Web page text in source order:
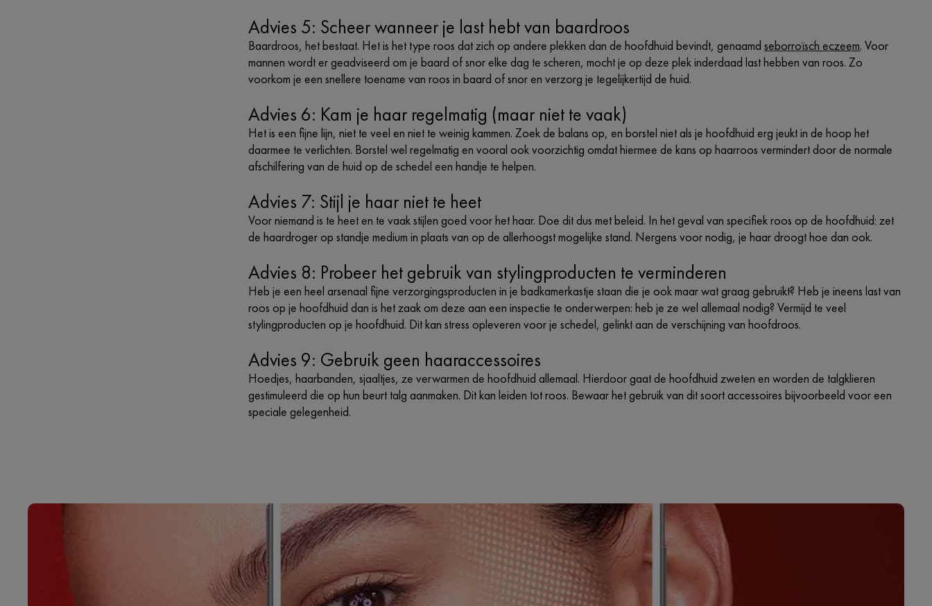
Advies 5: Scheer wanneer je last hebt van baardroos
Baardroos, het bestaat. Het is het type roos dat zich op andere plekken dan de hoofdhuid bevindt, genaamdseborroïsch eczeem. Voor
mannen wordt er geadviseerd om je baard of snor elke dag te scheren, mocht je op deze plek inderdaad last hebben van roos. Zo
voorkom je een snellere toename van roos in baard of snor en verzorg je tegelijkertijd de huid.
Advies 6: Kam je haar regelmatig (maar niet te vaak)
Het is een fijne lijn, niet te veel en niet te weinig kammen. Zoek de balans op, en borstel niet als je hoofdhuid erg jeukt in de hoop het
daarmee te verlichten. Borstel wel regelmatig en vooral ook voorzichtig omdat hiermee de kans op haarroos vermindert door de normale
afschilfering van de huid op de schedel een handje te helpen.
Advies 7: Stijl je haar niet te heet
Voor niemand is te heet en te vaak stijlen goed voor het haar. Doe dit dus met beleid. In het geval van specifiek roos op de hoofdhuid: zet
de haardroger op standje medium in plaats van op de allerhoogst mogelijke stand. Nergens voor nodig, je haar droogt hoe dan ook.
Advies 8: Probeer het gebruik van stylingproducten te verminderen
Heb je een heel arsenaal fijne verzorgingsproducten in je badkamerkastje staan die je ook maar wat graag gebruikt? Heb je ineens last van
roos op je hoofdhuid dan is het zaak om deze aan een inspectie te onderwerpen: heb je ze wel allemaal nodig? Vermijd te veel
stylingproducten op je hoofdhuid. Dit kan stress opleveren voor je schedel, gelinkt aan de verschijning van hoofdroos.
Advies 9: Gebruik geen haaraccessoires
Hoedjes, haarbanden, sjaaltjes, ze verwarmen de hoofdhuid allemaal. Hierdoor gaat de hoofdhuid zweten en worden de talgklieren
gestimuleerd die op hun beurt talg aanmaken. Dit kan leiden tot roos. Bewaar het gebruik van dit soort accessoires bijvoorbeeld voor een
speciale gelegenheid.